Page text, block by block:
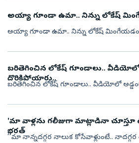
అయ్యా గూండా ఉమా.. నిన్ను లోకేష్
అయ్యా గూండా ఉమా.. నిన్ను లోకేష్
బరితెగించిన లోకేష్ గూండాలు.. వీడియోలో
దొరికిపోయారు..
బరితెగించిన లోకేష్ గూండాలు.. వీడియోలో
'మా వాళ్లను గలీజుగా మాట్లాడినా చూస్తూ
భరత్‌
‘‘మా నాన్నదగ్గర నాలుక కోసేవాళ్లుంటే..